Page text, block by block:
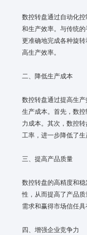
数控转盘通过自动化
和生产效率。与传统的
更准确地完成各种旋
高生产效率。
二、降低生产成本
数控转盘通过提高生
生产成本。首先，数
力成本。其次，数控
工率，进一步降低了生
三、提高产品质量
数控转盘的高精度和
性，从而提高了产品
需求和赢得市场信任具
四、增强企业竞争力